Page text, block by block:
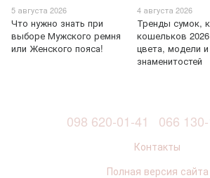
5 августа 2026
Что нужно знать при
выборе Мужского ремня
или Женского пояса!
4 августа 2026
Тренды сумок,
кошельков
цвета, модели
знаменитостей
098 620-01-41 066
Контакты
Полная версия сайта